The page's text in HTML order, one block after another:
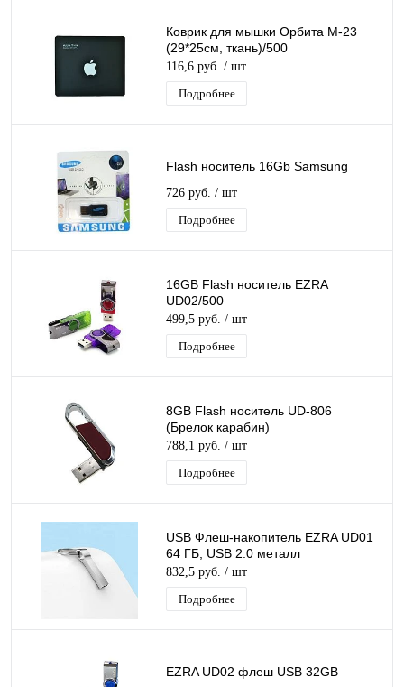
Коврик для мышки Орбита М-23
(29*25см, ткань)/500
116,6 руб. / шт
Подробнее
Flash носитель 16Gb Samsung
726 руб. / шт
Подробнее
16GB Flash носитель EZRA
UD02/500
499,5 руб. / шт
Подробнее
8GB Flash носитель UD-806
(Брелок карабин)
788,1 руб. / шт
Подробнее
USB Флеш-накопитель EZRA UD01
64 ГБ, USB 2.0 металл
832,5 руб. / шт
Подробнее
EZRA UD02 флеш USB 32GB